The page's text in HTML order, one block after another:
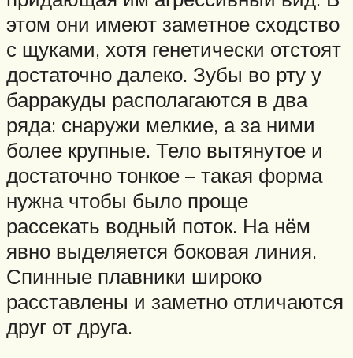
этом они имеют заметное сходство
с щуками, хотя генетически отстоят
достаточно далеко. Зубы во рту у
барракуды располагаются в два
ряда: снаружи мелкие, а за ними
более крупные. Тело вытянутое и
достаточно тонкое – такая форма
нужна чтобы было проще
рассекать водный поток. На нём
явно выделяется боковая линия.
Спинные плавники широко
расставлены и заметно отличаются
друг от друга.